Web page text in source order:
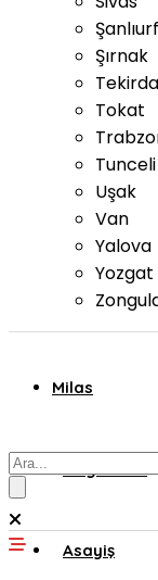
Şırnak
Tokat
Tunceli
Uşak
Van
Yalova
Yozgat
Milas
Muğla’dan
Asayiş